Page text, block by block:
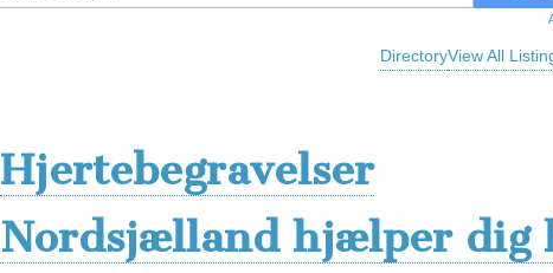
DirectoryView All
Hjertebegravelser
Nordsjælland hjælper dig